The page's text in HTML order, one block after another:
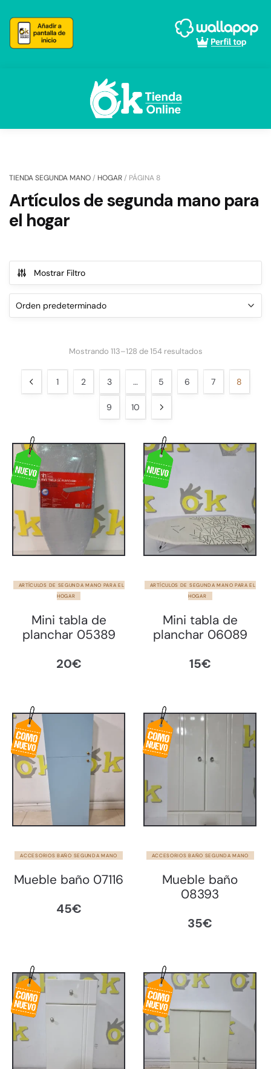
navigation
content
TIENDA SEGUNDA MANO/ HOGAR/ PÁGINA 8
Artículos de segunda mano para
el hogar
Mostrando 113–128 de 154 resultados
1 2 3 … 5 6 7 8
9 10
ARTÍCULOS DE SEGUNDA MANO PARA EL
HOGAR
Mini tabla de
planchar 05389
20€
ARTÍCULOS DE SEGUNDA MANO PARA EL
HOGAR
Mini tabla de
planchar 06089
15€
ACCESORIOS BAÑO SEGUNDA MANO
Mueble baño 07116
45€
ACCESORIOS BAÑO SEGUNDA MANO
Mueble baño
08393
35€